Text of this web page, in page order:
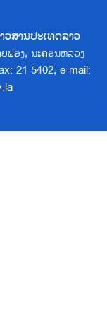
ສານປະເທດລາວ
ຟອງ, ນະຄອນຫລວງ
21 5402, e-mail: